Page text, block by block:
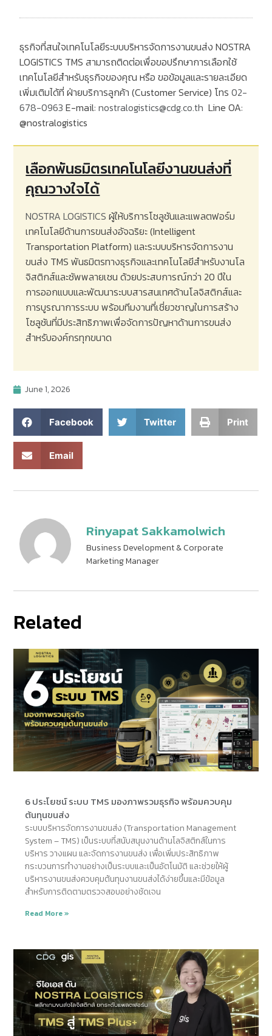
ธุรกิจที่สนใจเทคโนโลยีระบบบริหารจัดการงานขนส่ง NOSTRA
LOGISTICS TMSสามารถติดต่อเพื่อขอปรึกษาการเลือกใช้
เทคโนโลยีสำหรับธุรกิจของคุณ หรือ ขอข้อมูลและรายละเอียด
เพิ่มเติมได้ที่ ฝ่ายบริการลูกค้า (Customer Service) โทร 02-
678-0963 E-mail:nostralogistics@cdg.co.th Line OA:
@nostralogistics
เลือกพันธมิตรเทคโนโลยีงานขนส่งที่
คุณวางใจได้
NOSTRA LOGISTICS ผู้ให้บริการโซลูชันและแพลตฟอร์ม
เทคโนโลยีด้านการขนส่งอัจฉริยะ(Intelligent
Transportation Platform)และระบบบริหารจัดการงาน
ขนส่ง TMSพันธมิตรทางธุรกิจและเทคโนโลยีสำหรับงานโล
จิสติกส์และซัพพลายเชน ด้วยประสบการณ์กว่า 20ปีใน
การออกแบบและพัฒนาระบบสารสนเทศด้านโลจิสติกส์และ
การบูรณาการระบบ พร้อมทีมงานที่เชี่ยวชาญในการสร้าง
โซลูชันที่มีประสิทธิภาพเพื่อจัดการปัญหาด้านการขนส่ง
สำหรับองค์กรทุกขนาด
June 1, 2026
Facebook Twitter Print
Email
Rinyapat Sakkamolwich
Business Development & Corporate
Marketing Manager
Related
6 ประโยชน์ ระบบ TMS มองภาพรวมธุรกิจ พร้อมควบคุม
ต้นทุนขนส่ง
ระบบบริหารจัดการงานขนส่ง (Transportation Management
System – TMS) เป็นระบบที่สนับสนุนงานด้านโลจิสติกส์ในการ
บริหาร วางแผน และจัดการงานขนส่ง เพื่อเพิ่มประสิทธิภาพ
กระบวนการทำงานอย่างเป็นระบบและเป็นอัตโนมัติ และช่วยให้ผู้
บริหารงานขนส่งควบคุมต้นทุนงานขนส่งได้ง่ายขึ้นและมีข้อมูล
สำหรับการติดตามตรวจสอบอย่างชัดเจน
Read More »